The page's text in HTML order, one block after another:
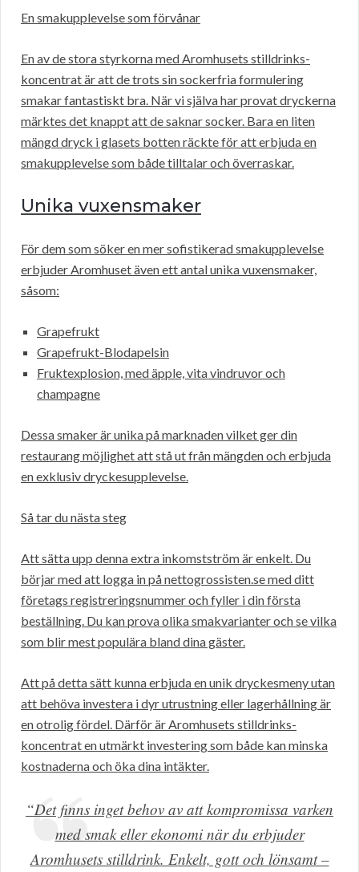
En smakupplevelse som förvånar
En av de stora styrkorna med Aromhusets stilldrinks-
koncentrat är att de trots sin sockerfria formulering
smakar fantastiskt bra. När vi själva har provat dryckerna
märktes det knappt att de saknar socker. Bara en liten
mängd dryck i glasets botten räckte för att erbjuda en
smakupplevelse som både tilltalar och överraskar.
Unika vuxensmaker
För dem som söker en mer sofistikerad smakupplevelse
erbjuder Aromhuset även ett antal unika vuxensmaker,
såsom:
Grapefrukt
Grapefrukt-Blodapelsin
Fruktexplosion, med äpple, vita vindruvor och
champagne
Dessa smaker är unika på marknaden vilket ger din
restaurang möjlighet att stå ut från mängden och erbjuda
en exklusiv dryckesupplevelse.
Så tar du nästa steg
Att sätta upp denna extra inkomstström är enkelt. Du
börjar med att logga in på nettogrossisten.se med ditt
företags registreringsnummer och fyller i din första
beställning. Du kan prova olika smakvarianter och se vilka
som blir mest populära bland dina gäster.
Att på detta sätt kunna erbjuda en unik dryckesmeny utan
att behöva investera i dyr utrustning eller lagerhållning är
en otrolig fördel. Därför är Aromhusets stilldrinks-
koncentrat en utmärkt investering som både kan minska
kostnaderna och öka dina intäkter.
“Det finns inget behov av att kompromissa varken
med smak eller ekonomi när du erbjuder
Aromhusets stilldrink. Enkelt, gott och lönsamt –